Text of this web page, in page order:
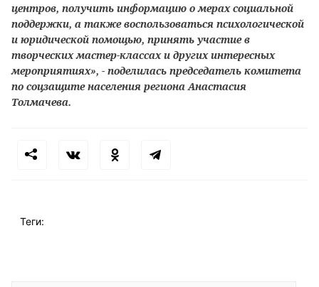
центров, получить информацию о мерах социальной
поддержки, а также воспользоваться психологической
и юридической помощью, принять участие в
творческих мастер-классах и других интересных
мероприятиях», - поделилась председатель комитета
по соцзащите населения региона Анастасия
Толмачева.
Теги: